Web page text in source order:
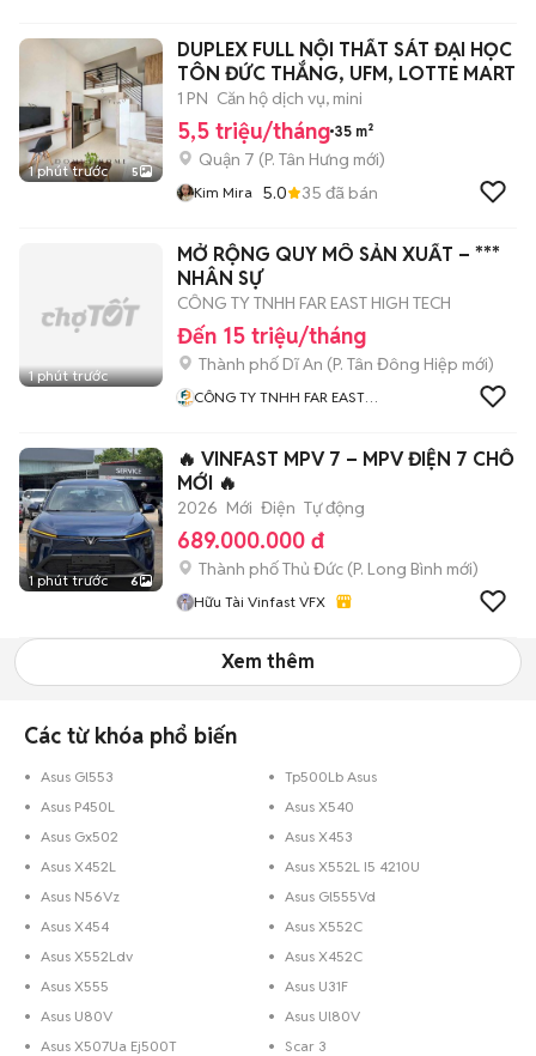
1 phút trước 5
DUPLEX FULL NỘI THẤT SÁT ĐẠI HỌC
TÔN ĐỨC THẮNG, UFM, LOTTE MART
1 PN Căn hộ dịch vụ, mini
5,5 triệu/tháng 35 m²
Quận 7 (P. Tân Hưng mới)
Kim Mira 5.0 35 đã bán
1 phút trước
MỞ RỘNG QUY MÔ SẢN XUẤT – ***
NHÂN SỰ
CÔNG TY TNHH FAR EAST HIGH TECH
Đến 15 triệu/tháng
Thành phố Dĩ An (P. Tân Đông Hiệp mới)
CÔNG TY TNHH FAR EAST
1 phút trước 6
🔥 VINFAST MPV 7 – MPV ĐIỆN 7 CHỖ
MỚI 🔥
2026 Mới Điện Tự động
689.000.000 đ
Thành phố Thủ Đức (P. Long Bình mới)
Hữu Tài Vinfast VFX
Xem thêm
Các từ khóa phổ biến
Asus Gl553
Tp500Lb Asus
Asus P450L
Asus X540
Asus Gx502
Asus X453
Asus X452L
Asus X552L I5 4210U
Asus N56Vz
Asus Gl555Vd
Asus X454
Asus X552C
Asus X552Ldv
Asus X452C
Asus X555
Asus U31F
Asus U80V
Asus Ul80V
Asus X507Ua Ej500T
Scar 3